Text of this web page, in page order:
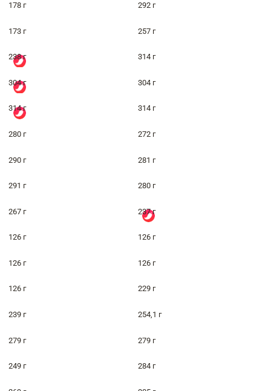
178 г 292 г
173 г 257 г
238 г 314 г
304 г 304 г
314 г 314 г
280 г 272 г
290 г 281 г
291 г 280 г
267 г 237 г
126 г 126 г
126 г 126 г
126 г 229 г
239 г 254,1 г
279 г 279 г
249 г 284 г